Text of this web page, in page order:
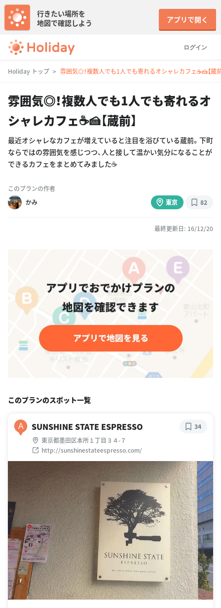
ログイン
行きたい場所を
地図で確認しよう
アプリで開く
Holiday トップ 雰囲気◎！複数人でも1人でも寄れるオシャレカフェ☕️🍰【蔵
雰囲気◎！複数人でも1人でも寄れるオ
シャレカフェ☕️🍰【蔵前】
最近オシャレなカフェが増えていると注目を浴びている蔵前。下町
ならではの雰囲気を感じつつ、人と接して温かい気分になることが
できるカフェをまとめてみました☕️
このプランの作者
かみ
東京 82
最終更新日: 16/12/20
このプランのスポット一覧
A SUNSHINE STATE ESPRESSO
東京都墨田区本所１丁目３４-７
http://sunshinestateespresso.com/
34